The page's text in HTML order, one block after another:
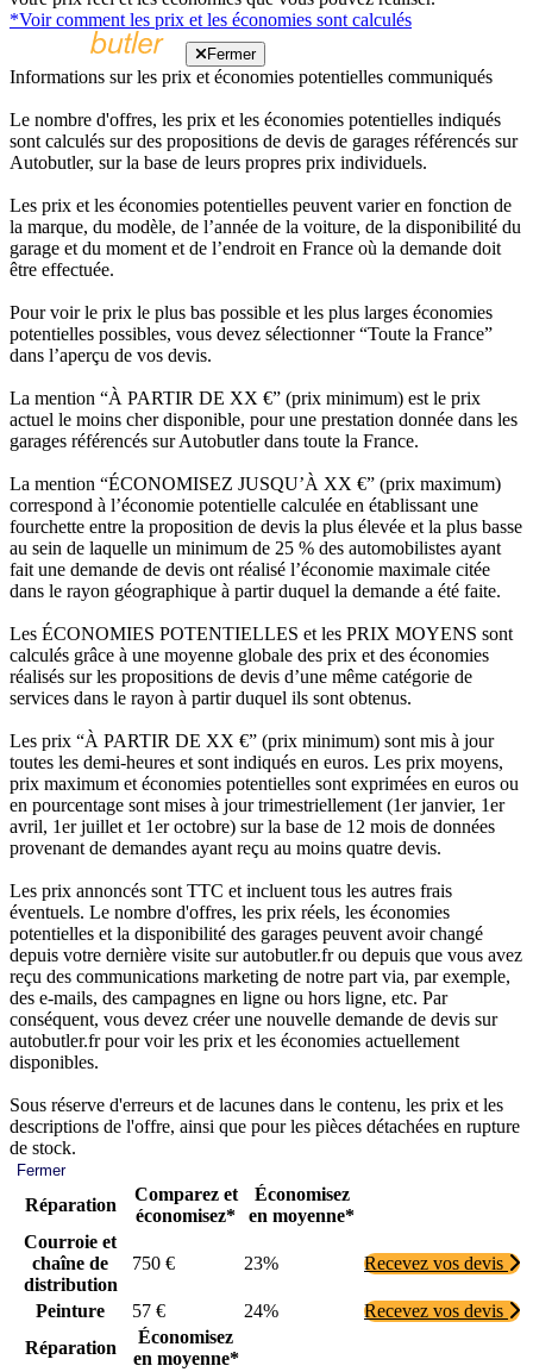
*Voir comment les prix et les économies sont calculés
Fermer
Informations sur les prix et économies potentielles communiqués
Le nombre d'offres, les prix et les économies potentielles indiqués
sont calculés sur des propositions de devis de garages référencés sur
Autobutler, sur la base de leurs propres prix individuels.
Les prix et les économies potentielles peuvent varier en fonction de
la marque, du modèle, de l’année de la voiture, de la disponibilité du
garage et du moment et de l’endroit en France où la demande doit
être effectuée.
Pour voir le prix le plus bas possible et les plus larges économies
potentielles possibles, vous devez sélectionner “Toute la France”
dans l’aperçu de vos devis.
La mention “À PARTIR DE XX €” (prix minimum) est le prix
actuel le moins cher disponible, pour une prestation donnée dans les
garages référencés sur Autobutler dans toute la France.
La mention “ÉCONOMISEZ JUSQU’À XX €” (prix maximum)
correspond à l’économie potentielle calculée en établissant une
fourchette entre la proposition de devis la plus élevée et la plus basse
au sein de laquelle un minimum de 25 % des automobilistes ayant
fait une demande de devis ont réalisé l’économie maximale citée
dans le rayon géographique à partir duquel la demande a été faite.
Les ÉCONOMIES POTENTIELLES et les PRIX MOYENS sont
calculés grâce à une moyenne globale des prix et des économies
réalisés sur les propositions de devis d’une même catégorie de
services dans le rayon à partir duquel ils sont obtenus.
Les prix “À PARTIR DE XX €” (prix minimum) sont mis à jour
toutes les demi-heures et sont indiqués en euros. Les prix moyens,
prix maximum et économies potentielles sont exprimées en euros ou
en pourcentage sont mises à jour trimestriellement (1er janvier, 1er
avril, 1er juillet et 1er octobre) sur la base de 12 mois de données
provenant de demandes ayant reçu au moins quatre devis.
Les prix annoncés sont TTC et incluent tous les autres frais
éventuels. Le nombre d'offres, les prix réels, les économies
potentielles et la disponibilité des garages peuvent avoir changé
depuis votre dernière visite sur autobutler.fr ou depuis que vous avez
reçu des communications marketing de notre part via, par exemple,
des e-mails, des campagnes en ligne ou hors ligne, etc. Par
conséquent, vous devez créer une nouvelle demande de devis sur
autobutler.fr pour voir les prix et les économies actuellement
disponibles.
Sous réserve d'erreurs et de lacunes dans le contenu, les prix et les
descriptions de l'offre, ainsi que pour les pièces détachées en rupture
de stock.
Fermer
Réparation
Comparez et
économisez*
Économisez
en moyenne*
Courroie et
chaîne de
distribution
750 € 23% Recevez vos devis
Peinture 57 € 24%
Recevez vos devis
Réparation
Économisez
en moyenne*